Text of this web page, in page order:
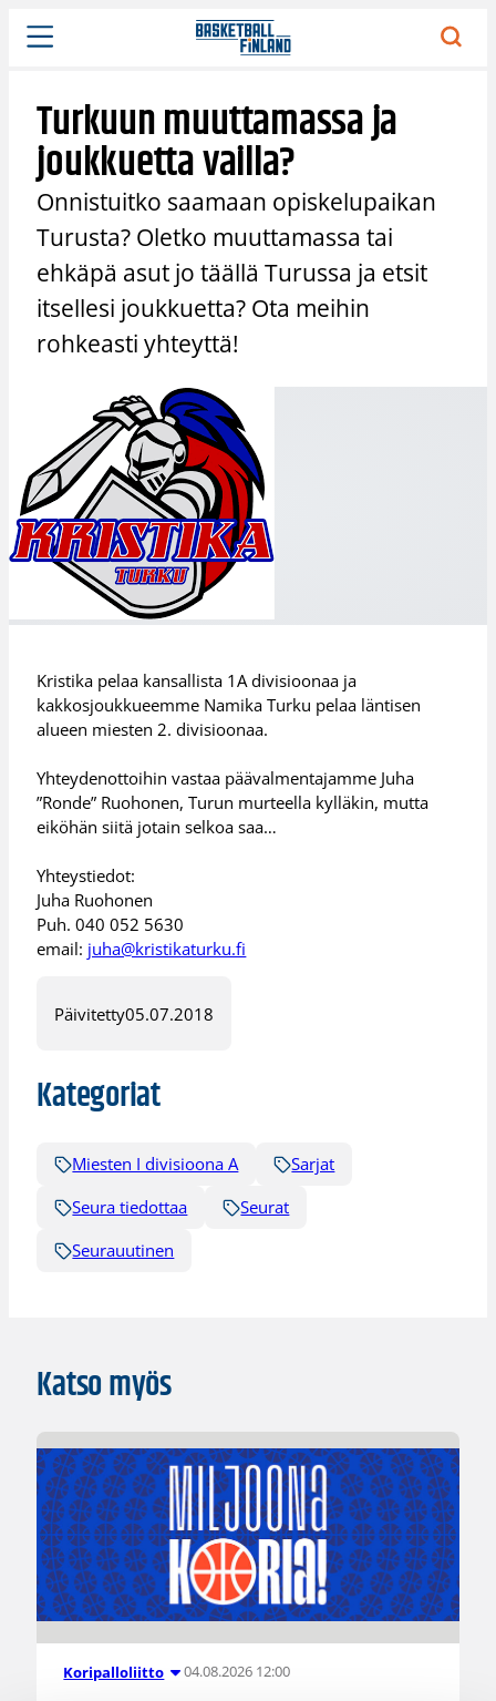
Siirry
sisältöön
Turkuun muuttamassa ja
joukkuetta vailla?
Onnistuitko saamaan opiskelupaikan
Turusta? Oletko muuttamassa tai
ehkäpä asut jo täällä Turussa ja etsit
itsellesi joukkuetta? Ota meihin
rohkeasti yhteyttä!
Kristika pelaa kansallista 1A divisioonaa ja
kakkosjoukkueemme Namika Turku pelaa läntisen
alueen miesten 2. divisioonaa.
Yhteydenottoihin vastaa päävalmentajamme Juha
”Ronde” Ruohonen, Turun murteella kylläkin, mutta
eiköhän siitä jotain selkoa saa…
Yhteystiedot:
Juha Ruohonen
Puh. 040 052 5630
email: juha@kristikaturku.fi
Päivitetty05.07.2018
Kategoriat
Miesten I divisioona A
Sarjat
Seura tiedottaa
Seurat
Seurauutinen
Katso myös
Koripalloliitto 04.08.2026 12:00